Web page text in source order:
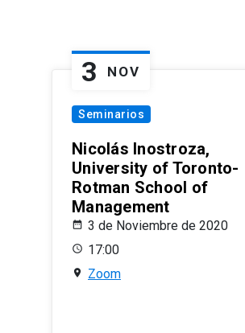
3 NOV
Seminarios
Nicolás Inostroza,
University of Toronto-
Rotman School of
Management
3 de Noviembre de 2020
17:00
Zoom